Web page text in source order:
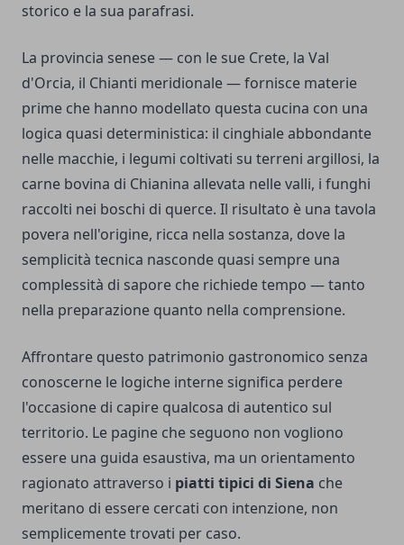
storico e la sua parafrasi.
La provincia senese — con le sue Crete, la Val
d'Orcia, il Chianti meridionale — fornisce materie
prime che hanno modellato questa cucina con una
logica quasi deterministica: il cinghiale abbondante
nelle macchie, i legumi coltivati su terreni argillosi, la
carne bovina di Chianina allevata nelle valli, i funghi
raccolti nei boschi di querce. Il risultato è una tavola
povera nell'origine, ricca nella sostanza, dove la
semplicità tecnica nasconde quasi sempre una
complessità di sapore che richiede tempo — tanto
nella preparazione quanto nella comprensione.
Affrontare questo patrimonio gastronomico senza
conoscerne le logiche interne significa perdere
l'occasione di capire qualcosa di autentico sul
territorio. Le pagine che seguono non vogliono
essere una guida esaustiva, ma un orientamento
ragionato attraverso i piatti tipici di Siena che
meritano di essere cercati con intenzione, non
semplicemente trovati per caso.